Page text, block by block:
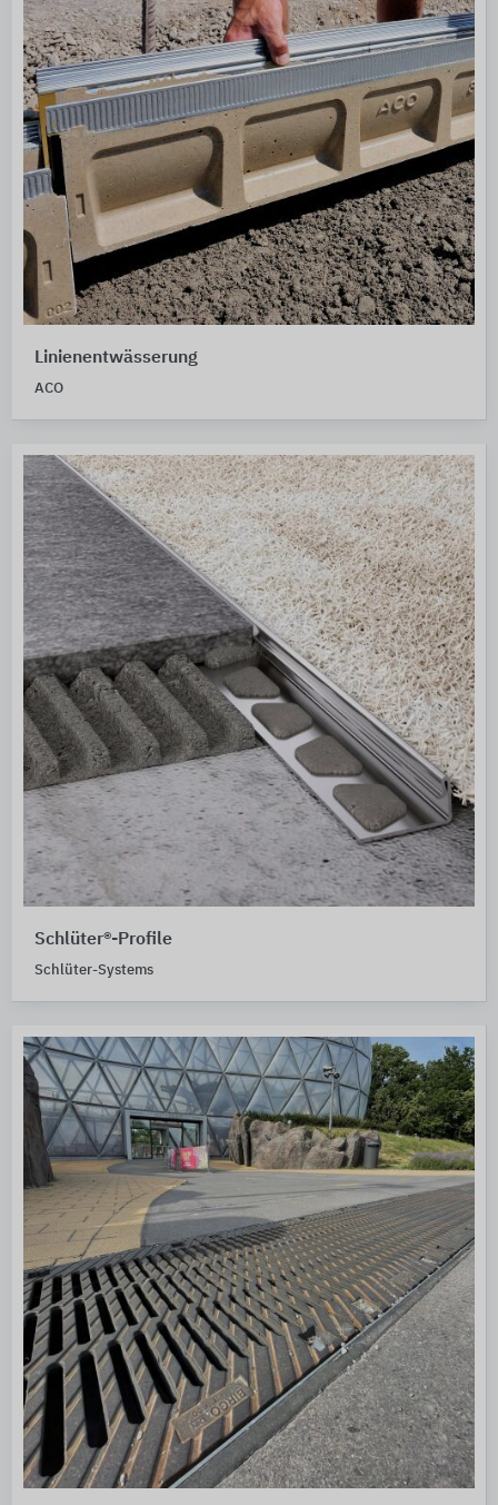
Linienentwässerung
ACO
Schlüter®-Profile
Schlüter-Systems